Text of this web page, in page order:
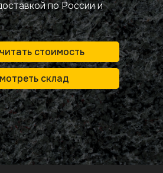
стоимость
по России и
склад